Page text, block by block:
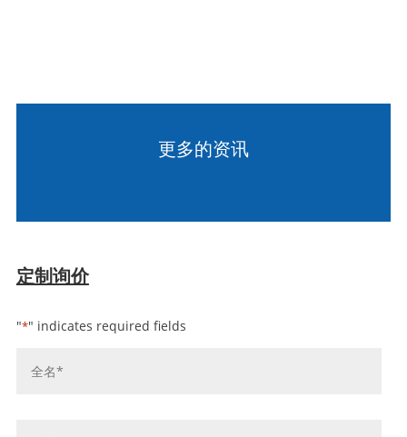
更多的资讯
定制询价
"*" indicates required fields